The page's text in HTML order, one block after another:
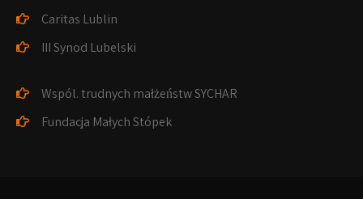
Caritas Lublin
III Synod Lubelski
Wspól. trudnych małżeństw SYCHAR
Fundacja Małych Stópek